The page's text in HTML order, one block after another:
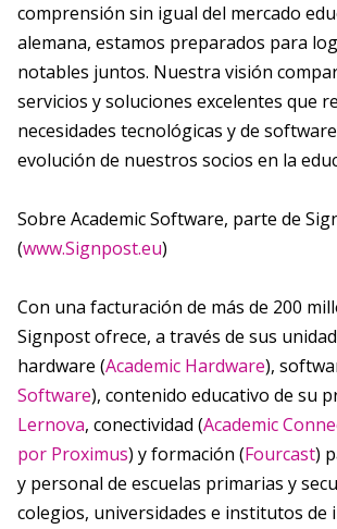
comprensión sin igual del mercado
alemana, estamos preparados para
notables juntos. Nuestra visión
servicios y soluciones excelentes que
necesidades tecnológicas y de
evolución de nuestros socios en la
Sobre Academic Software, parte de
(www.Signpost.eu)
Con una facturación de más de 200
Signpost ofrece, a través de sus
hardware (Academic Hardware),
Software), contenido educativo de su
Lernova, conectividad (Academic
por Proximus) y formación (Fourcast)
y personal de escuelas primarias y
colegios, universidades e institutos de